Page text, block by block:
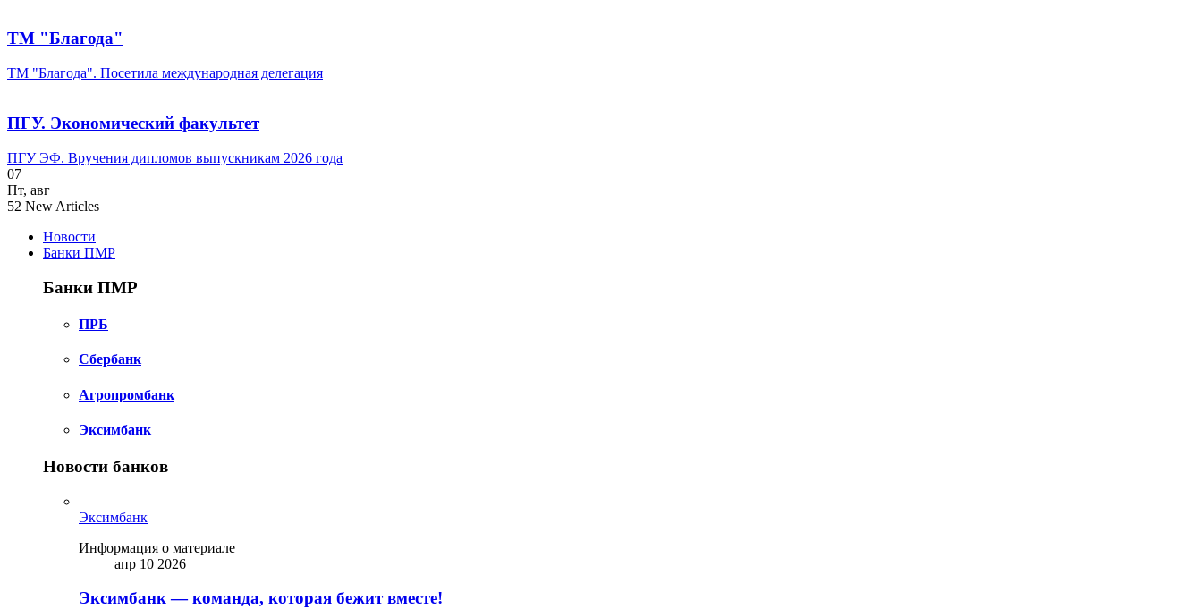
ТМ "Благода"
ТМ "Благода". Посетила международная делегация
ПГУ. Экономический факультет
ПГУ ЭФ. Вручения дипломов выпускникам 2026 года
07
Пт, авг
52 New Articles
Новости
Банки ПМР
Банки ПМР
ПРБ
Сбербанк
Агропромбанк
Эксимбанк
Новости банков
Эксимбанк
Информация о материале
апр 10 2026
Эксимбанк — команда, которая бежит вместе!